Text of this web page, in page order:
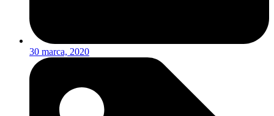
30 marca, 2020